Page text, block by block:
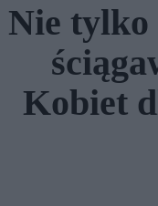
Nie
Kobiet